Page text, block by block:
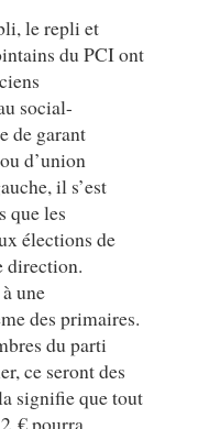
le repli et
du PCI ont
social-
de garant
d’union
il s’est
que les
élections de
direction.
une
des primaires.
du parti
ce seront des
signifie que tout
€ pourra